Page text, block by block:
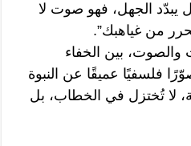
يبدّد الجهل، فهو صوت لا
من غياهبك”.
والصوت، بين الخفاء
فلسفيًا عميقًا عن النبوة
لا تُختزل في الخطاب، بل